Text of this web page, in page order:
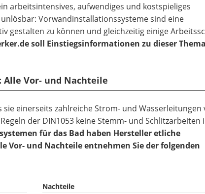
arbeitsintensives, aufwendiges und kostspieliges
Vorwandinstallationssysteme sind eine
gestalten zu können und gleichzeitig einige
soll Einstiegsinformationen zu dieser
Vor- und Nachteile
einerseits zahlreiche Strom- und Wasserleitungen
der DIN1053 keine Stemm- und Schlitzarbeiten
für das Bad haben Hersteller etliche
und Nachteile entnehmen Sie der folgenden
Nachteile